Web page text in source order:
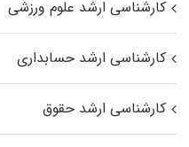
کارشناسی ارشد علوم ورزشی
کارشناسی ارشد حسابداری
کارشناسی ارشد حقوق